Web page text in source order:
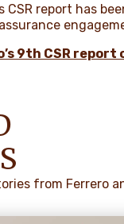
CSR report has
9th CSR report
from Ferrero